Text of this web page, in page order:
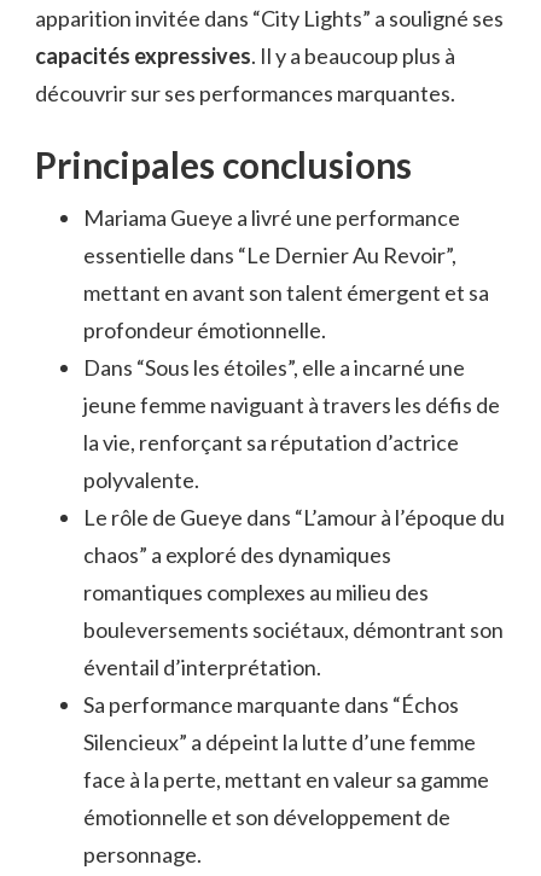
apparition invitée dans “City Lights” a souligné ses
capacités expressives. Il y a beaucoup plus à
découvrir sur ses performances marquantes.
Principales conclusions
Mariama Gueye a livré une performance
essentielle dans “Le Dernier Au Revoir”,
mettant en avant son talent émergent et sa
profondeur émotionnelle.
Dans “Sous les étoiles”, elle a incarné une
jeune femme naviguant à travers les défis de
la vie, renforçant sa réputation d’actrice
polyvalente.
Le rôle de Gueye dans “L’amour à l’époque du
chaos” a exploré des dynamiques
romantiques complexes au milieu des
bouleversements sociétaux, démontrant son
éventail d’interprétation.
Sa performance marquante dans “Échos
Silencieux” a dépeint la lutte d’une femme
face à la perte, mettant en valeur sa gamme
émotionnelle et son développement de
personnage.